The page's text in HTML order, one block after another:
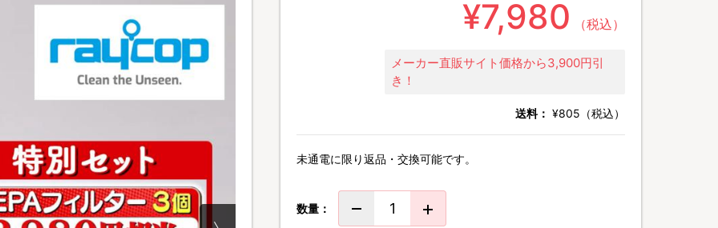
¥7,980 （税込）
メーカー直販サイト価格から3,900円引
き！
送料： ¥805（税込）
未通電に限り返品・交換可能です。
数量：